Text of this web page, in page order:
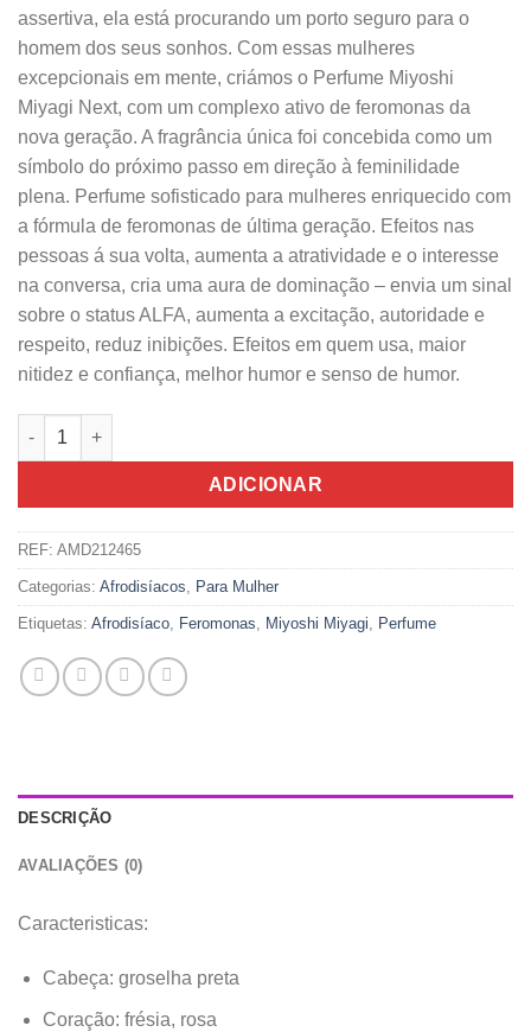
assertiva, ela está procurando um porto seguro para o
homem dos seus sonhos. Com essas mulheres
excepcionais em mente, criámos o Perfume Miyoshi
Miyagi Next, com um complexo ativo de feromonas da
nova geração. A fragrância única foi concebida como um
símbolo do próximo passo em direção à feminilidade
plena. Perfume sofisticado para mulheres enriquecido com
a fórmula de feromonas de última geração. Efeitos nas
pessoas á sua volta, aumenta a atratividade e o interesse
na conversa, cria uma aura de dominação – envia um sinal
sobre o status ALFA, aumenta a excitação, autoridade e
respeito, reduz inibições. Efeitos em quem usa, maior
nitidez e confiança, melhor humor e senso de humor.
Quantidade de Perfume Feminino Miyoshi Miyagi Next 2.4ML
ADICIONAR
REF: AMD212465
Categorias: Afrodisíacos, Para Mulher
Etiquetas: Afrodisíaco, Feromonas, Miyoshi Miyagi, Perfume
DESCRIÇÃO
AVALIAÇÕES (0)
Caracteristicas:
Cabeça: groselha preta
Coração: frésia, rosa